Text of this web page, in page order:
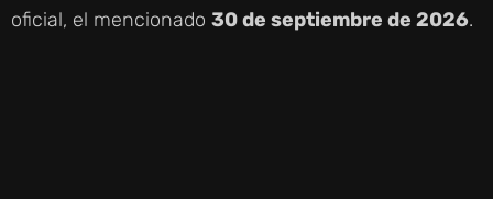
oficial, el mencionado 30 de septiembre de 2026.